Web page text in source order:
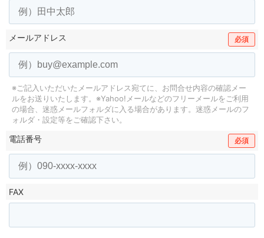
メールアドレス 必須
※ご記入いただいたメールアドレス宛てに、お問合せ内容の確認メー
ルをお送りいたします。 ※Yahoo!メールなどのフリーメールをご利用
の場合、迷惑メールフォルダに入る場合があります。 迷惑メールのフ
ォルダ・設定等をご確認下さい。
電話番号 必須
FAX